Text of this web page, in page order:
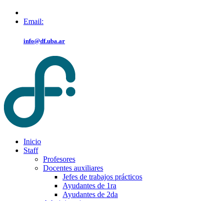
Email:
info@df.uba.ar
Inicio
Staff
Profesores
Docentes auxiliares
Jefes de trabajos prácticos
Ayudantes de 1ra
Ayudantes de 2da